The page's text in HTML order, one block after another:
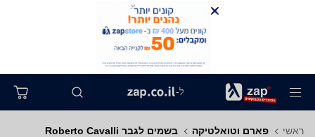
ל-
ראשי פארם וטואלטיקה בשמים לגבר Roberto Cavalli